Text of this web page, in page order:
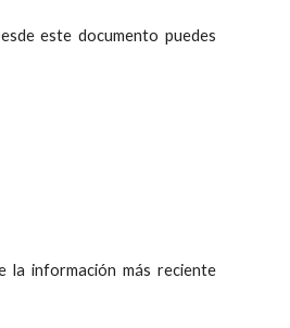
este documento puedes
la información más reciente